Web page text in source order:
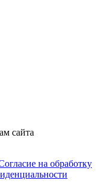
сайта
на обработку